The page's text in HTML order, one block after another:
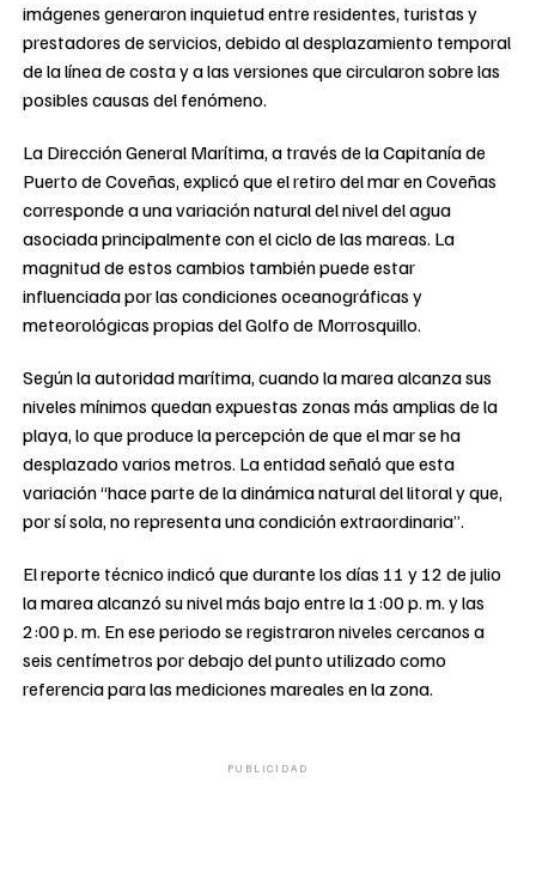
imágenes generaron inquietud entre residentes, turistas y
prestadores de servicios, debido al desplazamiento temporal
de la línea de costa y a las versiones que circularon sobre las
posibles causas del fenómeno.
La Dirección General Marítima, a través de la Capitanía de
Puerto de Coveñas, explicó que el retiro del mar en Coveñas
corresponde a una variación natural del nivel del agua
asociada principalmente con el ciclo de las mareas. La
magnitud de estos cambios también puede estar
influenciada por las condiciones oceanográficas y
meteorológicas propias del Golfo de Morrosquillo.
Según la autoridad marítima, cuando la marea alcanza sus
niveles mínimos quedan expuestas zonas más amplias de la
playa, lo que produce la percepción de que el mar se ha
desplazado varios metros. La entidad señaló que esta
variación “hace parte de la dinámica natural del litoral y que,
por sí sola, no representa una condición extraordinaria”.
El reporte técnico indicó que durante los días 11 y 12 de julio
la marea alcanzó su nivel más bajo entre la 1:00 p. m. y las
2:00 p. m. En ese periodo se registraron niveles cercanos a
seis centímetros por debajo del punto utilizado como
referencia para las mediciones mareales en la zona.
PUBLICIDAD